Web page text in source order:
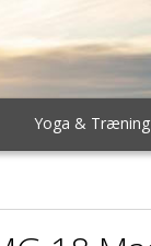
Yoga &